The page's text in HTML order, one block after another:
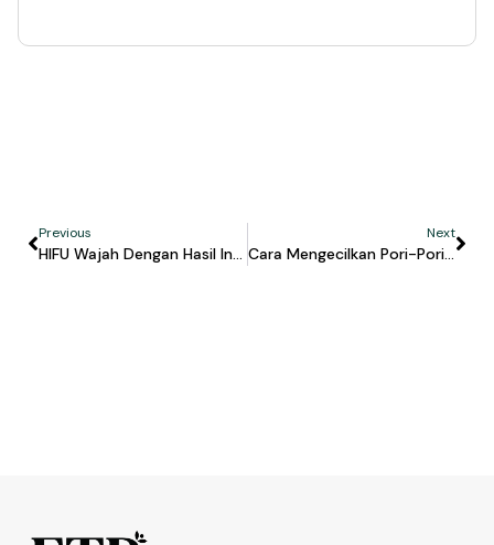
Previous
HIFU Wajah Dengan Hasil Instan? Kenali Cara Kerja Dan Ultra MPT Di FTP Clinic
Next
Cara Mengecilkan Pori-Pori Wajah Sesuai Kondisi Kuli